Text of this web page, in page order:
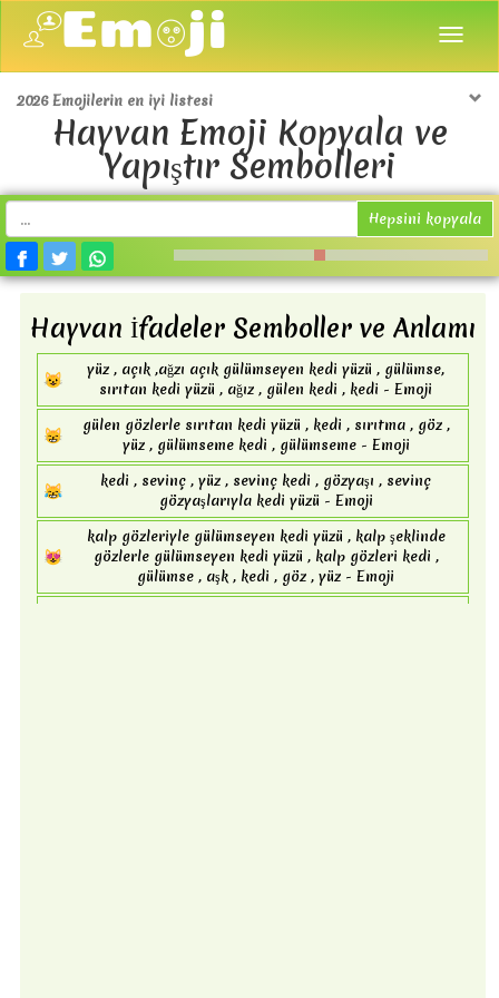
2026 Emojilerin en iyi listesi
Hayvan Emoji Kopyala ve
Yapıştır Sembolleri
Hepsini kopyala
Hayvan İfadeler Semboller ve Anlamı
😺
yüz , açık ,ağzı açık gülümseyen kedi yüzü , gülümse,
sırıtan kedi yüzü , ağız , gülen kedi , kedi - Emoji
😸
gülen gözlerle sırıtan kedi yüzü , kedi , sırıtma , göz ,
yüz , gülümseme kedi , gülümseme - Emoji
😹
kedi , sevinç , yüz , sevinç kedi , gözyaşı , sevinç
gözyaşlarıyla kedi yüzü - Emoji
😻
kalp gözleriyle gülümseyen kedi yüzü , kalp şeklinde
gözlerle gülümseyen kedi yüzü , kalp gözleri kedi ,
gülümse , aşk , kedi , göz , yüz - Emoji